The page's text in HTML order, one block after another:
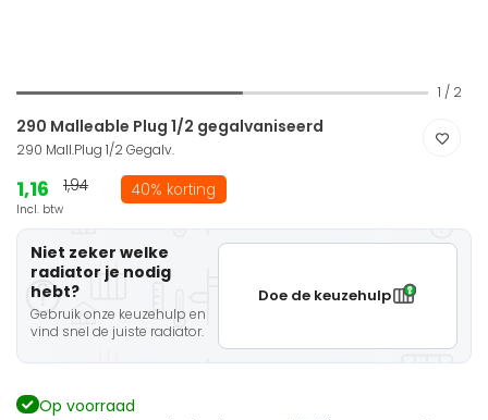
1 / 2
290 Malleable Plug 1/2 gegalvaniseerd
290 Mall.Plug 1/2 Gegalv.
1,16
Incl. btw
1,94 40% korting
Niet zeker welke
radiator je nodig
hebt?
Gebruik onze keuzehulp en
vind snel de juiste radiator.
Doe de keuzehulp
Op voorraad